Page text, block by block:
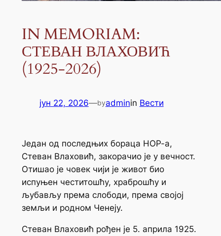
IN MEMORIAM:
СТЕВАН ВЛАХОВИЋ
(1925-2026)
јун 22, 2026—byadminin Вести
Један од последњих бораца НОР-а,
Стеван Влаховић, закорачио је у вечност.
Отишао је човек чији је живот био
испуњен честитошћу, храброшћу и
љубављу према слободи, према својој
земљи и родном Ченеју.
Стеван Влаховић рођен је 5. априла 1925.